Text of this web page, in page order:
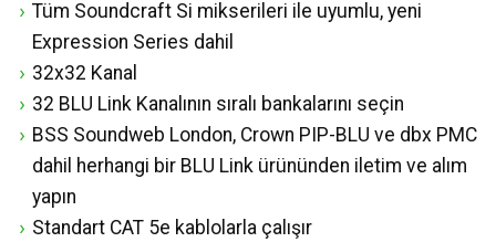
Tüm Soundcraft Si mikserileri ile uyumlu, yeni
Expression Series dahil
32x32 Kanal
32 BLU Link Kanalının sıralı bankalarını seçin
BSS Soundweb London, Crown PIP-BLU ve dbx PMC
dahil herhangi bir BLU Link ürününden iletim ve alım
yapın
Standart CAT 5e kablolarla çalışır